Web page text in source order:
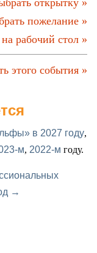
открытку »
пожелание »
рабочий стол »
этого события »
в 2027 году,
м, 2022-м году.
→